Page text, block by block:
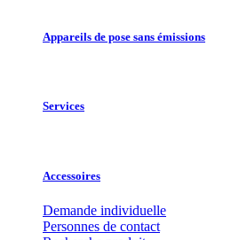
Appareils de pose sans émissions
Services
Accessoires
Demande individuelle
Personnes de contact